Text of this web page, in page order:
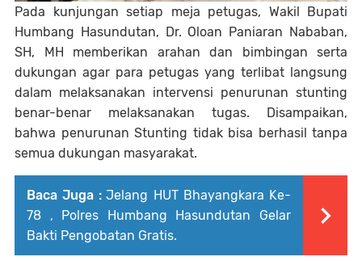
Pada kunjungan setiap meja petugas, Wakil Bupati
Humbang Hasundutan, Dr. Oloan Paniaran Nababan,
SH, MH memberikan arahan dan bimbingan serta
dukungan agar para petugas yang terlibat langsung
dalam melaksanakan intervensi penurunan stunting
benar-benar melaksanakan tugas. Disampaikan,
bahwa penurunan Stunting tidak bisa berhasil tanpa
semua dukungan masyarakat.
Baca Juga : Jelang HUT Bhayangkara Ke-
78 , Polres Humbang Hasundutan Gelar
Bakti Pengobatan Gratis.